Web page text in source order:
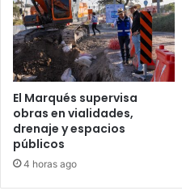
El Marqués supervisa
obras en vialidades,
drenaje y espacios
públicos
4 horas ago